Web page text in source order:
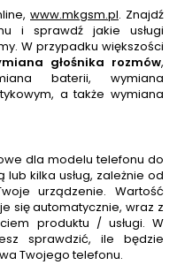
www.mkgsm.pl. Znajdź
i sprawdź jakie usługi
W przypadku większości
głośnika rozmów,
baterii, wymiana
a także wymiana
dla modelu telefonu do
kilka usług, zależnie od
urządzenie. Wartość
się automatycznie, wraz z
produktu / usługi. W
sprawdzić, ile będzie
Twojego telefonu.